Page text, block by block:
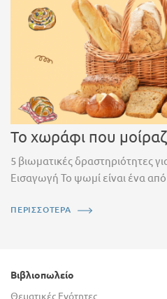
Το χωράφι που
5 βιωματικές δραστηριότητες
Εισαγωγή Το ψωμί είναι ένα
ΠΕΡΙΣΣΟΤΕΡΑ
Βιβλιοπωλείο
Θεματικές Ενότητες